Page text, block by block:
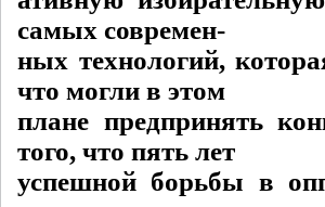
самых современ-
ных технологий,
что могли в этом
плане предпринять
того, что пять лет
успешной борьбы в